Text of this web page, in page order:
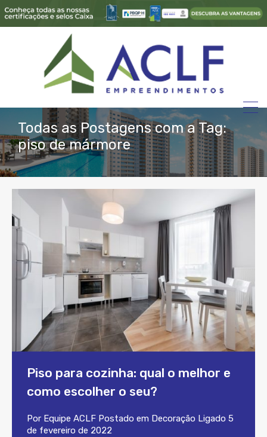
Todas as Postagens com a Tag:
piso de mármore
Piso para cozinha: qual o melhor e
como escolher o seu?
Por Equipe ACLF Postado em Decoração Ligado 5
de fevereiro de 2022